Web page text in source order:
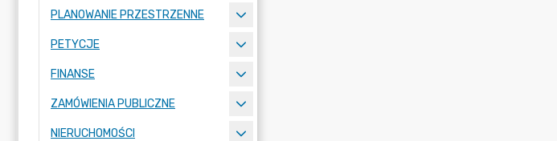
PLANOWANIE PRZESTRZENNE
PETYCJE
FINANSE
ZAMÓWIENIA PUBLICZNE
NIERUCHOMOŚCI